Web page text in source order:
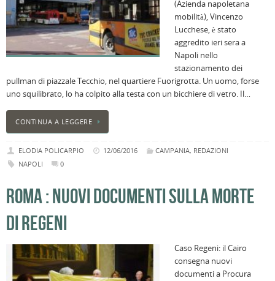
(Azienda napoletana
mobilità), Vincenzo
Lucchese, è stato
aggredito ieri sera a
Napoli nello
stazionamento dei
pullman di piazzale Tecchio, nel quartiere Fuorigrotta. Un uomo, forse
uno squilibrato, lo ha colpito alla testa con un bicchiere di vetro. Il…
CONTINUA A LEGGERE
ELODIA POLICARPIO 12/06/2016 CAMPANIA, REDAZIONI
NAPOLI
0
ROMA : NUOVI DOCUMENTI SULLA MORTE
DI REGENI
Caso Regeni: il Cairo
consegna nuovi
documenti a Procura